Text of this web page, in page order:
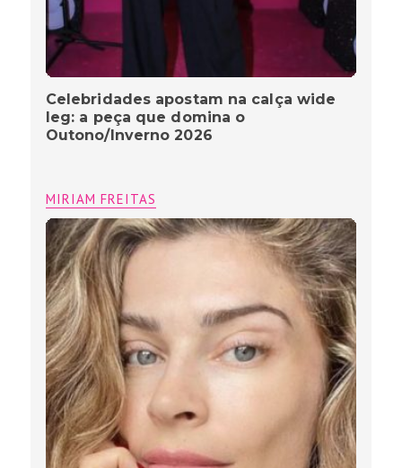
Celebridades apostam na calça wide
leg: a peça que domina o
Outono/Inverno 2026
MIRIAM FREITAS